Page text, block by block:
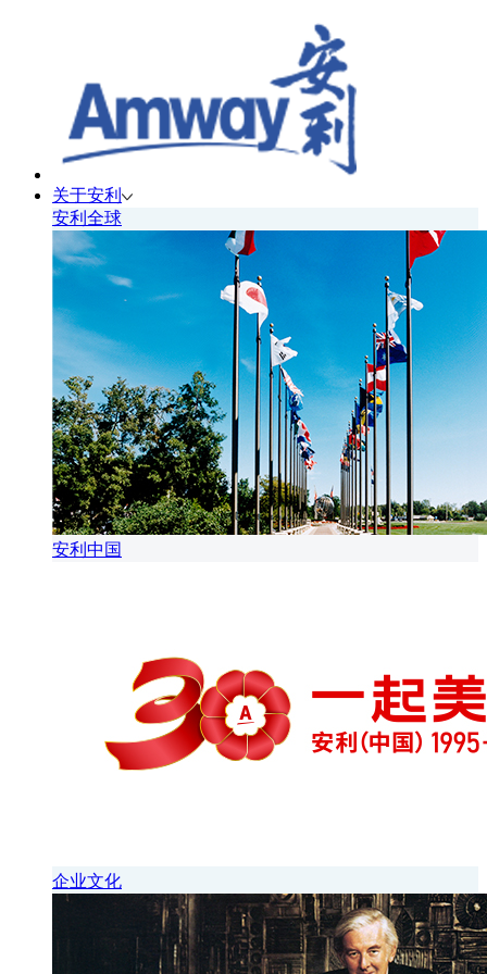
关于安利
安利全球
安利中国
企业文化